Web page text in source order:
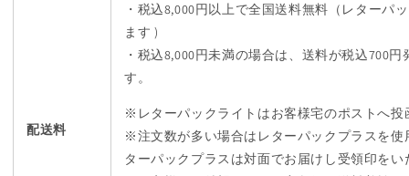
配送料
・税込8,000円以上で全国送料無料（レターパ
ます )
・税込8,000円未満の場合は、送料が税込700円
す。
※レターパックライトはお客様宅のポストへ投
※注文数が多い場合はレターパックプラスを使
ターパックプラスは対面でお届けし受領印をい